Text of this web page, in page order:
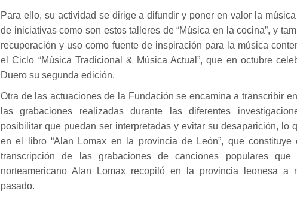
Para ello, su actividad se dirige a difundir y poner en valor la
de iniciativas como son estos talleres de “Música en la cocina”, y
recuperación y uso como fuente de inspiración para la música
el Ciclo “Música Tradicional & Música Actual”, que en octubre
Duero su segunda edición.
Otra de las actuaciones de la Fundación se encamina a transcribir
las grabaciones realizadas durante las diferentes
posibilitar que puedan ser interpretadas y evitar su desaparición, lo
en el libro “Alan Lomax en la provincia de León”, que constituye
transcripción de las grabaciones de canciones populares que
norteamericano Alan Lomax recopiló en la provincia leonesa a
pasado.